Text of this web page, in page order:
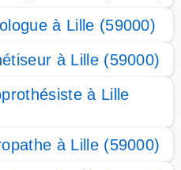
à Lille (59000)
à Lille (59000)
à Lille
à Lille (59000)